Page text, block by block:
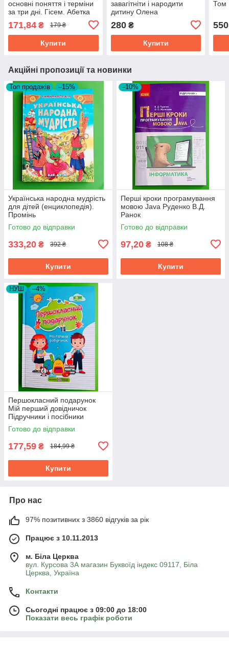
основні поняття і терміни
за три дні. Гісем. Абетка
171,84 ₴ 179 ₴
Купити
завагітніти і народити
дитину Олена
280₴
Купити
Том
550
Акційні пропозиції та новинки
Топ продажів –15%
Українська народна мудрість
для дітей (енциклопедія).
Промінь
Готово до відправки
333,20 ₴ 392 ₴
Купити
–10%
Перші кроки програмування
мовою Java Руденко В.Д.
Ранок
Готово до відправки
97,20 ₴ 108 ₴
Купити
НУШ –4%
Першокласний подарунок
Мій перший довідничок
Підручники і посібники
Готово до відправки
177,59 ₴ 184,99 ₴
Купити
Про нас
97% позитивних з 3860 відгуків за рік
Працює з 10.11.2013
м. Біла Церква
вул. Курсова 3А магазин Буквоїд індекс 09117, Біла
Церква, Україна
Контакти
Сьогодні працює з 09:00 до 18:00
Показати весь графік роботи